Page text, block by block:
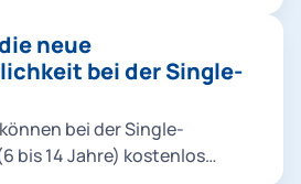
Sie zukünftig direkt
neue
bei der Single-
bei der Single-
bis 14 Jahre) kostenlos